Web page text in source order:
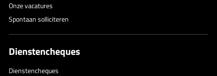
Onze vacatures
Spontaan solliciteren
Dienstencheques
Dienstencheques